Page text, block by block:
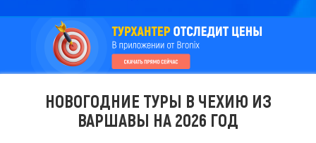
НОВОГОДНИЕ ТУРЫ В ЧЕХИЮ ИЗ
ВАРШАВЫ НА 2026 ГОД